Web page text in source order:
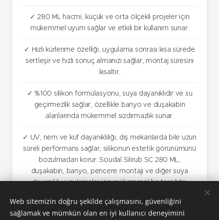
✓ 280 ML hacmi, küçük ve orta ölçekli projeler için
mükemmel uyum sağlar ve etkili bir kullanım sunar.
✓ Hızlı kürlenme özelliği, uygulama sonrası kısa sürede
sertleşir ve hızlı sonuç almanızı sağlar, montaj süresini
kısaltır.
✓ %100 silikon formülasyonu, suya dayanıklıdır ve su
geçirmezlik sağlar, özellikle banyo ve duşakabin
alanlarında mükemmel sızdırmazlık sunar.
✓ UV, nem ve küf dayanıklılığı, dış mekanlarda bile uzun
süreli performans sağlar, silikonun estetik görünümünü
bozulmadan korur. Soudal Silirub SC 280 ML,
duşakabin, banyo, pencere montajı ve diğer suya
dayanıklı uygulamalar için mükemmel bir tercihtir.
Web sitemizin doğru şekilde çalışmasını, güvenliğini
sağlamak ve mümkün olan en iyi kullanıcı deneyimini